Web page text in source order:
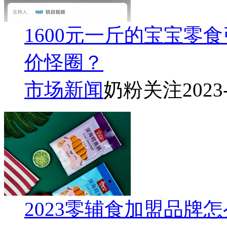
1600元一斤的宝宝零
价怪圈？
市场新闻奶粉关注
2023零辅食加盟品牌